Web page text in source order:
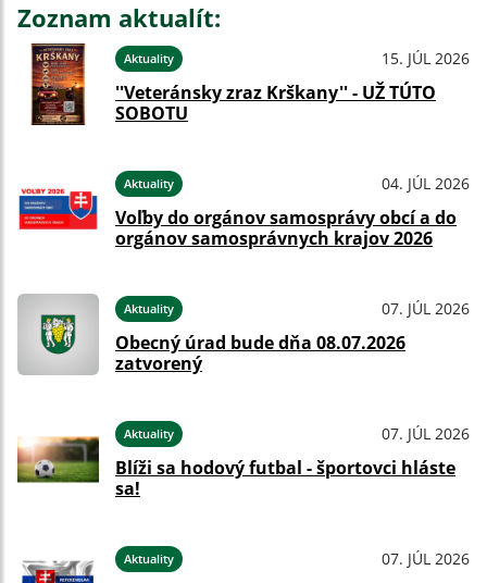
Zoznam aktualít:
Aktuality 15. JÚL 2026
''Veteránsky zraz Krškany'' - UŽ TÚTO
SOBOTU
Aktuality 04. JÚL 2026
Voľby do orgánov samosprávy obcí a do
orgánov samosprávnych krajov 2026
Aktuality 07. JÚL 2026
Obecný úrad bude dňa 08.07.2026
zatvorený
Aktuality 07. JÚL 2026
Blíži sa hodový futbal - športovci hláste
sa!
Aktuality 07. JÚL 2026